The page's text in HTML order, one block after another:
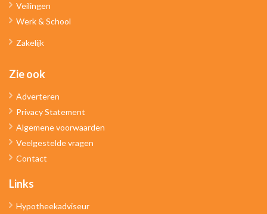
Veilingen
Werk & School
Zakelijk
Zie ook
Adverteren
Privacy Statement
Algemene voorwaarden
Veelgestelde vragen
Contact
Links
Hypotheekadviseur